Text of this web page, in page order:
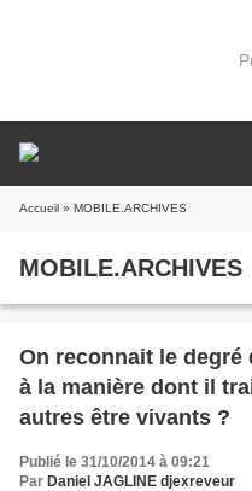
Accueil » MOBILE.ARCHIVES
MOBILE.ARCHIVES
On reconnait le
à la manière dont il
autres être vivants ?
Publié le 31/10/2014 à 09:21
Par Daniel JAGLINE djexreveur